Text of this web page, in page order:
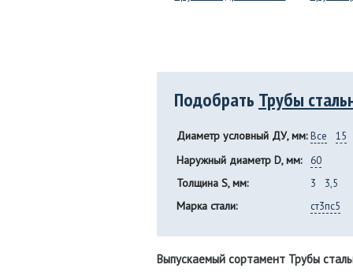
Подобрать Трубы
Диаметр условный ДУ, мм: Все 15
Наружный диаметр D, мм: 60
Толщина S, мм: 3 3,5
Марка стали: ст3пс5
Выпускаемый сортамент Трубы